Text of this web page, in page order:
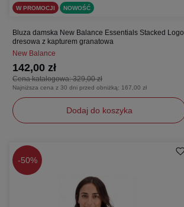
W PROMOCJI NOWOŚĆ
Bluza damska New Balance Essentials Stacked Logo
dresowa z kapturem granatowa
New Balance
Cena katalogowa:329,00 zł
142,00 zł
Najniższa cena z 30 dni przed obniżką: 167,00 zł
Dodaj do koszyka
S M
-50%